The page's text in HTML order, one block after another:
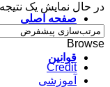
صفحه اصلی
قوانین
در حال نمایش یک نتیجه
Browse
Credit
آموزشی